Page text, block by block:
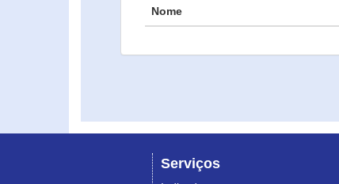
Nome
Serviços